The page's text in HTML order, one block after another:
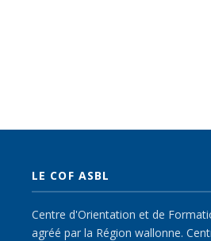
LE COF ASBL
Centre d'Orientation et de
agréé par la Région wallonne.